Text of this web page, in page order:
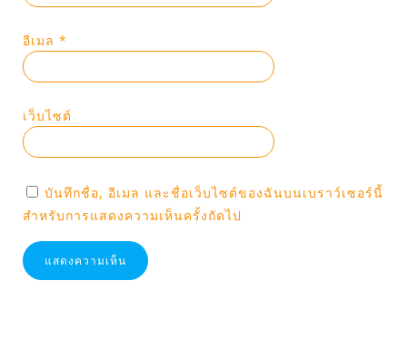
อีเมล *
เว็บไซต์
บันทึกชื่อ, อีเมล และชื่อเว็บไซต์ของฉันบนเบราว์เซอร์นี้
สำหรับการแสดงความเห็นครั้งถัดไป